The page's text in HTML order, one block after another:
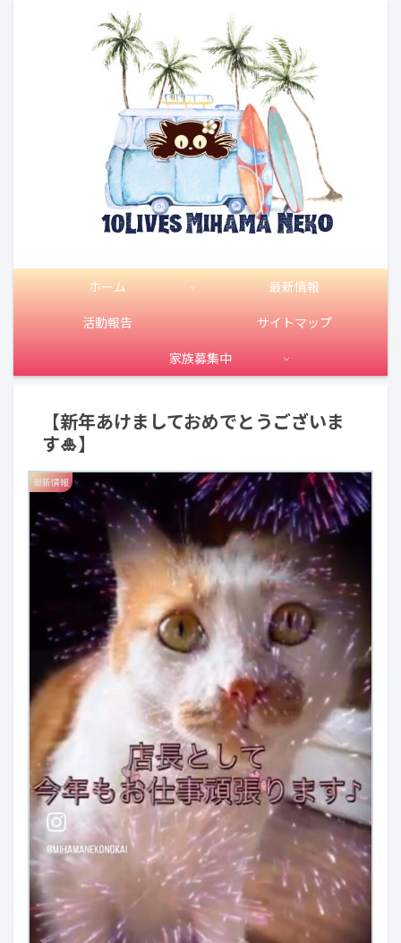
ホーム
最新情報
活動報告
サイトマップ
家族募集中
【新年あけましておめでとうございま
す🎍】
最新情報